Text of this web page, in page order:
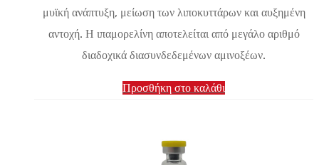
$33.47.
μυϊκή ανάπτυξη, μείωση των λιποκυττάρων και αυξημένη
αντοχή. Η ιπαμορελίνη αποτελείται από μεγάλο αριθμό
διαδοχικά διασυνδεδεμένων αμινοξέων.
Προσθήκη στο καλάθι